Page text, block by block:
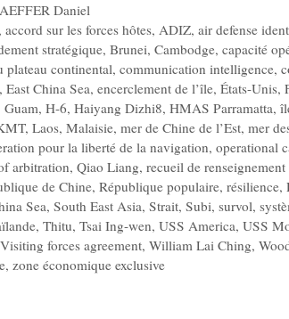
Daniel
,accord sur les forces hôtes,ADIZ,air defense
stratégique, Brunei, Cambodge, capacité
plateau continental, communication intelligence,
, East China Sea, encerclement de l’île, États-Unis,
Guam, H-6, Haiyang Dizhi8, HMAS Parramatta,
, Laos, Malaisie, mer de Chine de l’Est, mer
pour la liberté de la navigation, operational
arbitration, Qiao Liang, recueil de
de Chine, République populaire, résilience,
Sea, South East Asia, Strait, Subi, survol,
, Thitu, Tsai Ing-wen, USS America, USS
Visiting forces agreement, William Lai Ching,
, zone économique exclusive